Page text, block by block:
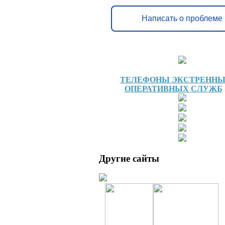
Написать о проблеме
ТЕЛЕФОНЫ
ОПЕРАТИВНЫХ СЛУЖБ
Другие сайты